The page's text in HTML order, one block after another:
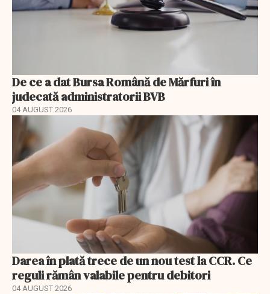
De ce a dat Bursa Română de Mărfuri în
judecată administratorii BVB
04 AUGUST 2026
Darea în plată trece de un nou test la CCR. Ce
reguli rămân valabile pentru debitori
04 AUGUST 2026